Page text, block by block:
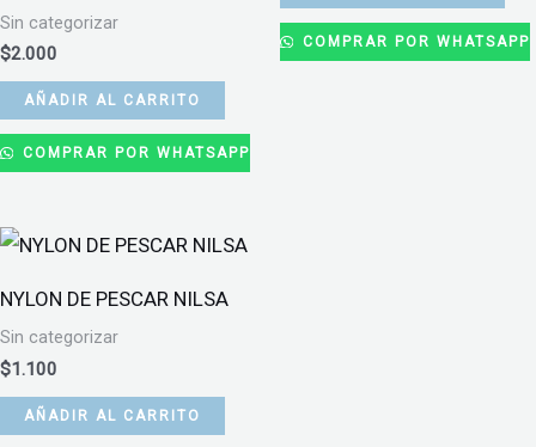
Sin categorizar
$2.000
AÑADIR AL CARRITO
COMPRAR POR WHATSAPP
COMPRAR POR WHATSAPP
NYLON DE PESCAR NILSA
Sin categorizar
$1.100
AÑADIR AL CARRITO